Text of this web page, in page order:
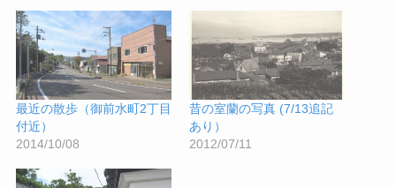
最近の散歩（御前水町2丁目
付近）
2014/10/08
昔の室蘭の写真 (7/13追記
あり）
2012/07/11